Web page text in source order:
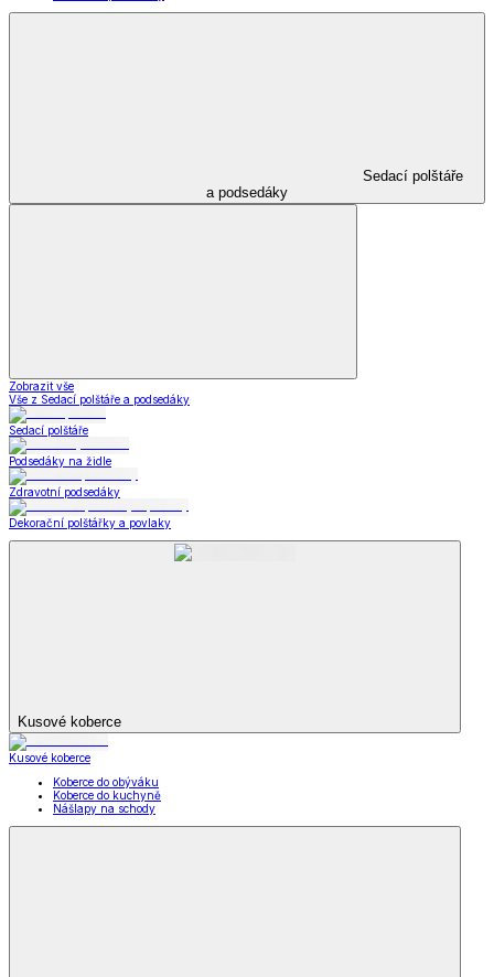
Sedací polštáře
a podsedáky
Zobrazit vše
Vše z Sedací polštáře a podsedáky
Sedací polštáře
Podsedáky na židle
Zdravotní podsedáky
Dekorační polštářky a povlaky
Kusové koberce
Kusové koberce
Koberce do obýváku
Koberce do kuchyně
Nášlapy na schody